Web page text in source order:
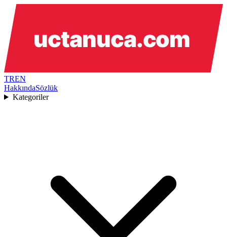
TREN
HakkındaSözlük
Kategoriler